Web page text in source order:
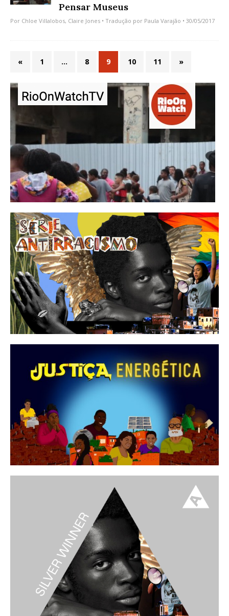
Pensar Museus
Por Chloe Villalobos, Claire Jones • Tradução por Paula Varajão • 30/05/2017
« 1 … 8 9 10 11 »